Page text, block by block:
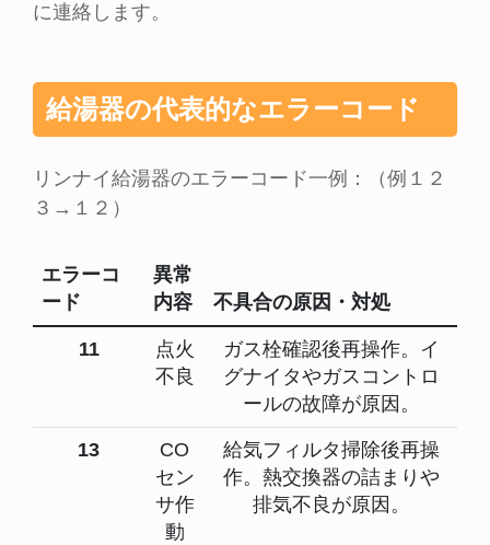
に連絡します。
給湯器の代表的なエラーコード
リンナイ給湯器のエラーコード一例：（例１２
３→１２）
エラーコ
ード
異常
内容
不具合の原因・対処
11
点火
不良
ガス栓確認後再操作。イ
グナイタやガスコントロ
ールの故障が原因。
13
CO
セン
サ作
動
給気フィルタ掃除後再操
作。熱交換器の詰まりや
排気不良が原因。